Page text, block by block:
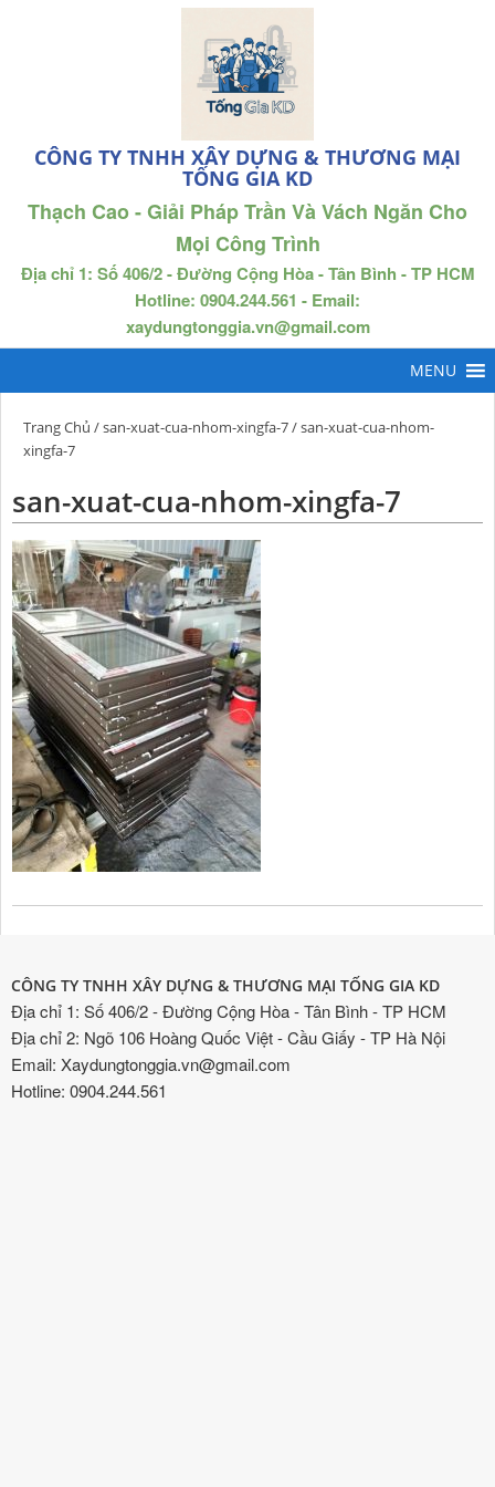
CÔNG TY TNHH XÂY DỰNG & THƯƠNG MẠI
TỐNG GIA KD
Thạch Cao - Giải Pháp Trần Và Vách Ngăn Cho
Mọi Công Trình
Địa chỉ 1: Số 406/2 - Đường Cộng Hòa - Tân Bình - TP HCM
Hotline: 0904.244.561 - Email:
xaydungtonggia.vn@gmail.com
Trang Chủ /san-xuat-cua-nhom-xingfa-7/ san-xuat-cua-nhom-
xingfa-7
san-xuat-cua-nhom-xingfa-7
CÔNG TY TNHH XÂY DỰNG & THƯƠNG MẠI TỐNG GIA KD
Địa chỉ 1: Số 406/2 - Đường Cộng Hòa - Tân Bình - TP HCM
Địa chỉ 2: Ngõ 106 Hoàng Quốc Việt - Cầu Giấy - TP Hà Nội
Email: Xaydungtonggia.vn@gmail.com
Hotline: 0904.244.561